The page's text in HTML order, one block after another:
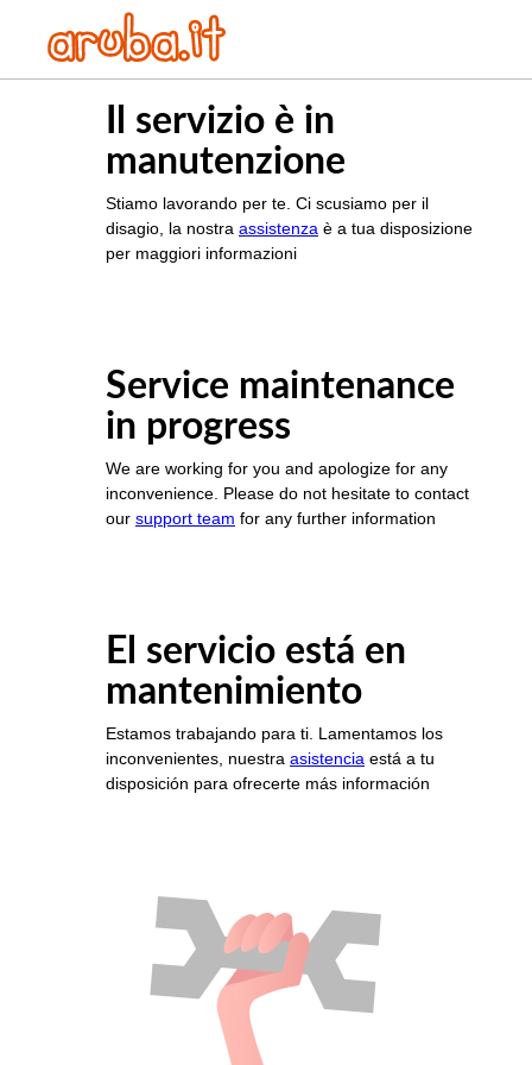
Il servizio è in
manutenzione
Stiamo lavorando per te. Ci scusiamo per il
disagio, la nostra assistenza è a tua disposizione
per maggiori informazioni
Service maintenance
in progress
We are working for you and apologize for any
inconvenience. Please do not hesitate to contact
our support team for any further information
El servicio está en
mantenimiento
Estamos trabajando para ti. Lamentamos los
inconvenientes, nuestra asistencia está a tu
disposición para ofrecerte más información